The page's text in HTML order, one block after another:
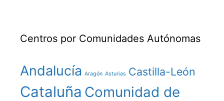
Centros por Comunidades Autónomas
Andalucía Aragón Asturias Castilla-León
Cataluña Comunidad de